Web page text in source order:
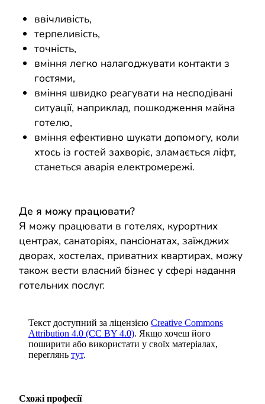
ввічливість,
терпеливість,
точність,
вміння легко налагоджувати контакти з
гостями,
вміння швидко реагувати на несподівані
ситуації, наприклад, пошкодження майна
готелю,
вміння ефективно шукати допомогу, коли
хтось із гостей захворіє, зламається ліфт,
станеться аварія електромережі.
Де я можу працювати?
Я можу працювати в готелях, курортних
центрах, санаторіях, пансіонатах, заїжджих
дворах, хостелах, приватних квартирах, можу
також вести власний бізнес у сфері надання
готельних послуг.
Текст доступний за ліцензією Creative Commons
Attribution 4.0 (CC BY 4.0). Якщо хочеш його
поширити або використати у своїх матеріалах,
переглянь тут.
Схожі професії